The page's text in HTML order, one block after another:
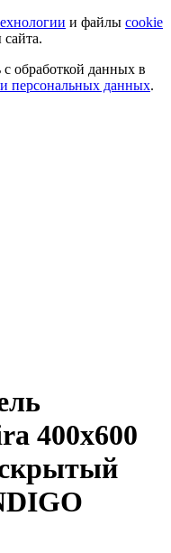
и файлы cookie
с обработкой данных в
персональных данных.
400х600